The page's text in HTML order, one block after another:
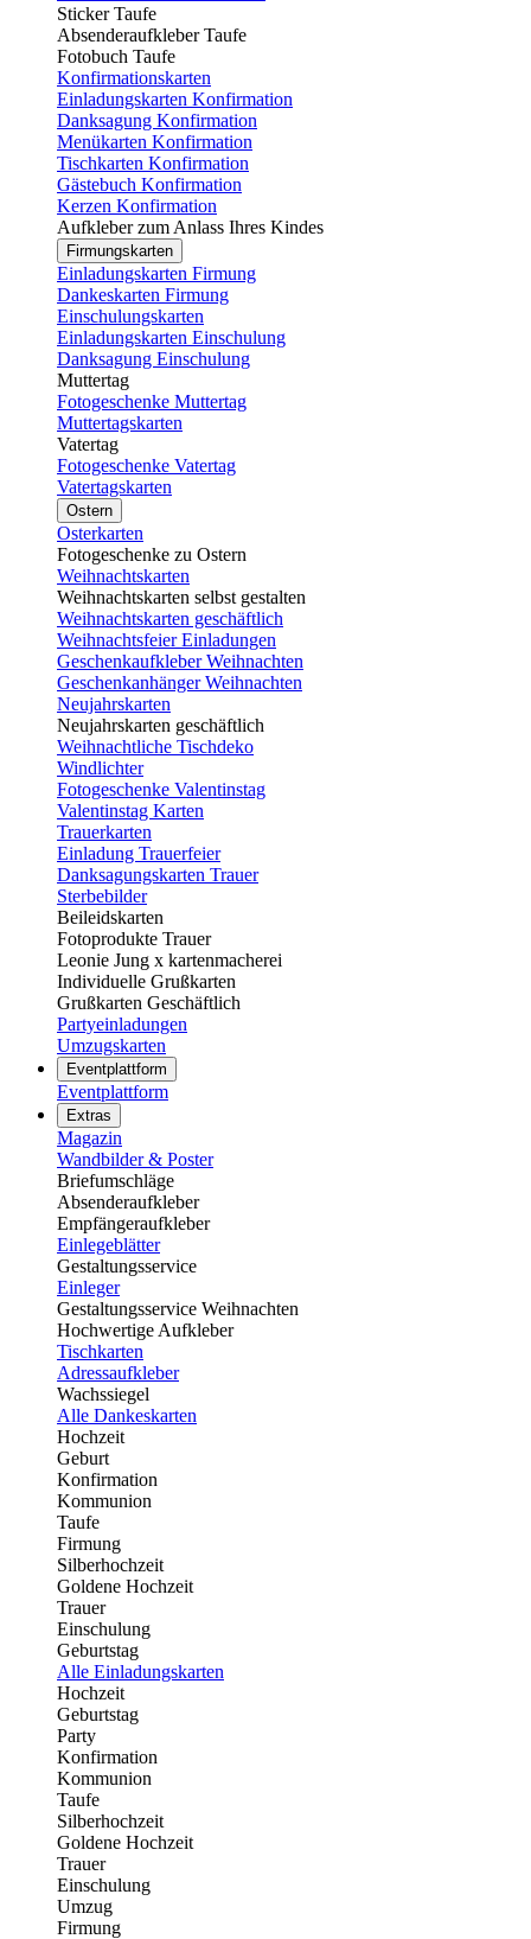
Sticker Taufe
Absenderaufkleber Taufe
Fotobuch Taufe
Konfirmationskarten
Einladungskarten Konfirmation
Danksagung Konfirmation
Menükarten Konfirmation
Tischkarten Konfirmation
Gästebuch Konfirmation
Kerzen Konfirmation
Aufkleber zum Anlass Ihres Kindes
Firmungskarten
Einladungskarten Firmung
Dankeskarten Firmung
Einschulungskarten
Einladungskarten Einschulung
Danksagung Einschulung
Muttertag
Fotogeschenke Muttertag
Muttertagskarten
Vatertag
Fotogeschenke Vatertag
Vatertagskarten
Ostern
Osterkarten
Fotogeschenke zu Ostern
Weihnachtskarten
Weihnachtskarten selbst gestalten
Weihnachtskarten geschäftlich
Weihnachtsfeier Einladungen
Geschenkaufkleber Weihnachten
Geschenkanhänger Weihnachten
Neujahrskarten
Neujahrskarten geschäftlich
Weihnachtliche Tischdeko
Windlichter
Fotogeschenke Valentinstag
Valentinstag Karten
Trauerkarten
Einladung Trauerfeier
Danksagungskarten Trauer
Sterbebilder
Beileidskarten
Fotoprodukte Trauer
Leonie Jung x kartenmacherei
Individuelle Grußkarten
Grußkarten Geschäftlich
Partyeinladungen
Umzugskarten
Eventplattform
Eventplattform
Extras
Magazin
Wandbilder & Poster
Briefumschläge
Absenderaufkleber
Empfängeraufkleber
Einlegeblätter
Gestaltungsservice
Einleger
Gestaltungsservice Weihnachten
Hochwertige Aufkleber
Tischkarten
Adressaufkleber
Wachssiegel
Alle Dankeskarten
Hochzeit
Geburt
Konfirmation
Kommunion
Taufe
Firmung
Silberhochzeit
Goldene Hochzeit
Trauer
Einschulung
Geburtstag
Alle Einladungskarten
Hochzeit
Geburtstag
Party
Konfirmation
Kommunion
Taufe
Silberhochzeit
Goldene Hochzeit
Trauer
Einschulung
Umzug
Firmung